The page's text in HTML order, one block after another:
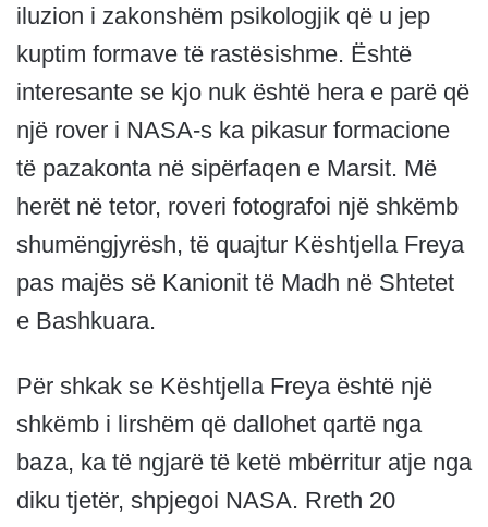
iluzion i zakonshëm psikologjik që u jep
kuptim formave të rastësishme. Është
interesante se kjo nuk është hera e parë që
një rover i NASA-s ka pikasur formacione
të pazakonta në sipërfaqen e Marsit. Më
herët në tetor, roveri fotografoi një shkëmb
shumëngjyrësh, të quajtur Kështjella Freya
pas majës së Kanionit të Madh në Shtetet
e Bashkuara.
Për shkak se Kështjella Freya është një
shkëmb i lirshëm që dallohet qartë nga
baza, ka të ngjarë të ketë mbërritur atje nga
diku tjetër, shpjegoi NASA. Rreth 20